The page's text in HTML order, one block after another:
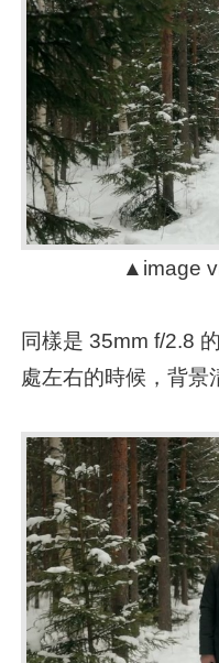
▲image
同樣是 35mm f/2.8
處左右的時候，背景